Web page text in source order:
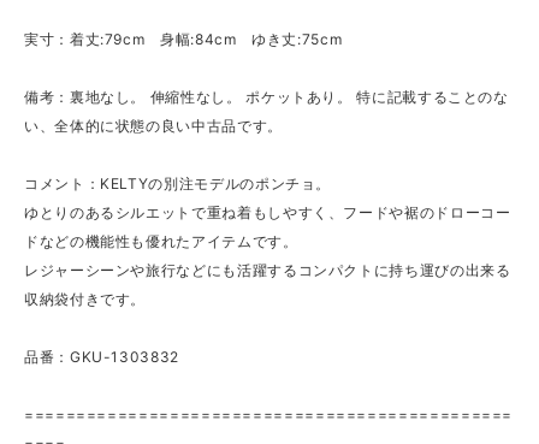
実寸：着丈:79cm 身幅:84cm ゆき丈:75cm
備考：裏地なし。 伸縮性なし。 ポケットあり。 特に記載することのな
い、全体的に状態の良い中古品です。
コメント：KELTYの別注モデルのポンチョ。
ゆとりのあるシルエットで重ね着もしやすく、フードや裾のドローコー
ドなどの機能性も優れたアイテムです。
レジャーシーンや旅行などにも活躍するコンパクトに持ち運びの出来る
収納袋付きです。
品番：GKU-1303832
===============================================